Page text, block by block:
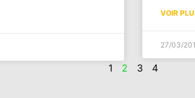
VOIR
27/03/
1 2 3 4